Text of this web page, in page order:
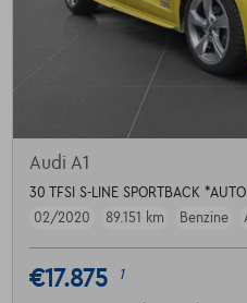
Audi A1
30 TFSI S-LINE SPORTBACK
02/2020
89.151 km Benzine
€17.875 1